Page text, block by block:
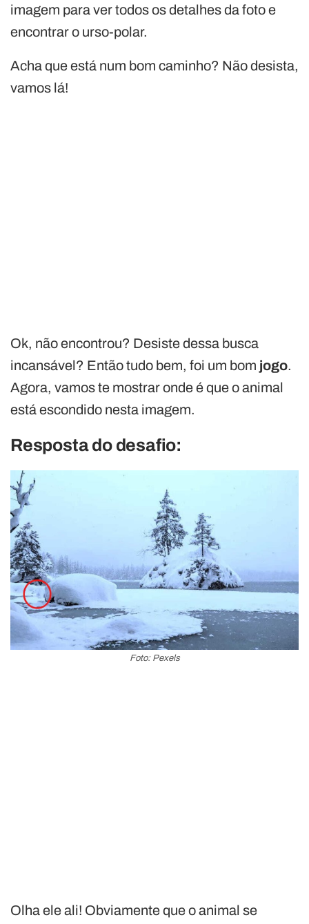
imagem para ver todos os detalhes da foto e
encontrar o urso-polar.
Acha que está num bom caminho? Não desista,
vamos lá!
Ok, não encontrou? Desiste dessa busca
incansável? Então tudo bem, foi um bom jogo.
Agora, vamos te mostrar onde é que o animal
está escondido nesta imagem.
Resposta do desafio:
Foto: Pexels
Olha ele ali! Obviamente que o animal se